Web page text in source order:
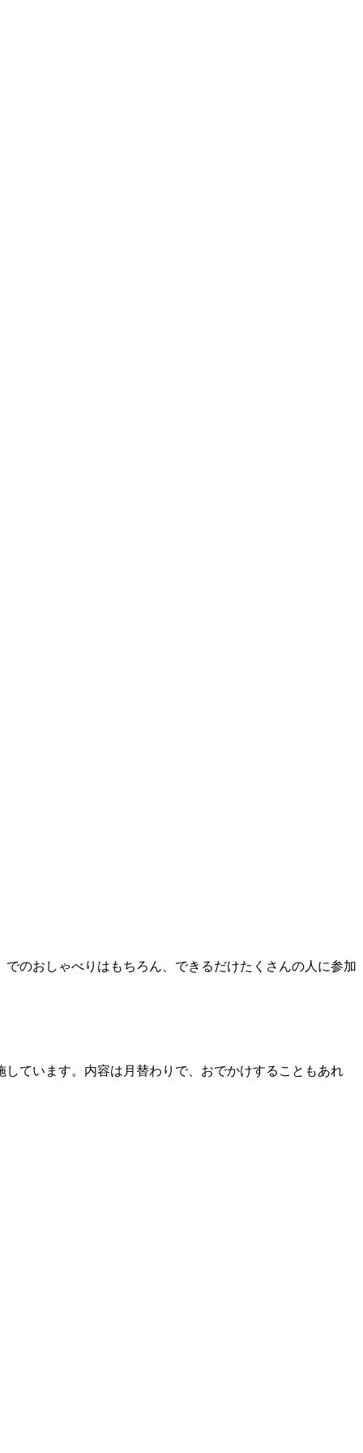
のおしゃべりはもちろん、できるだけたくさんの人に参加
ています。内容は月替わりで、おでかけすることもあれ